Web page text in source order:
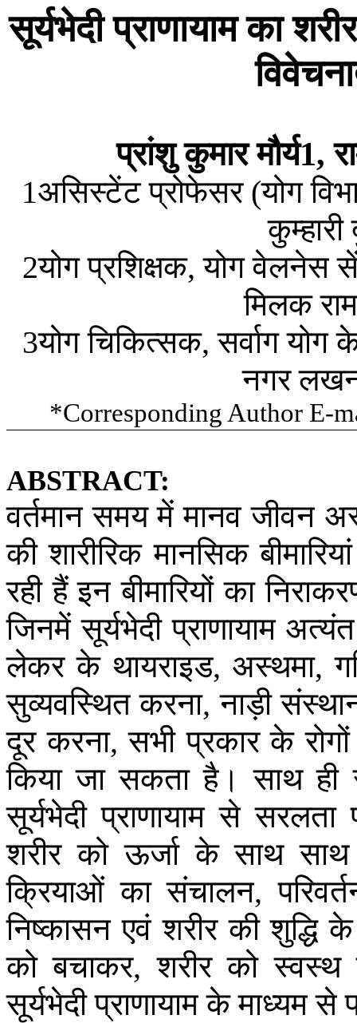
सूर्यभेदी प्राणायाम का शरीर
प्रांशु कुमार मौर्य1,
1असिस्टेंट प्रोफेसर(योग
कुम्हारी
2योग प्रशिक्षक,योग वेलनेस
मिलक
3योग चिकित्सक,सर्वाग योग
नगर
*Corresponding Author E-
ABSTRACT:
वर्तमान समय में मानव जीवन
की शारीरिक मानसिक बीमारियां
रही हैं इन बीमारियों का
जिनमें सूर्यभेदी प्राणायाम अत्यंत
लेकर के थायराइड, अस्थमा,
सुव्यवस्थित करना,नाड़ी
दूर करना,सभी प्रकार के रोगों
किया जा सकता है। साथ ही
सूर्यभेदी प्राणायाम से सरलता
शरीर को ऊर्जा के साथ साथ
क्रियाओं का संचालन,
निष्कासन एवं शरीर की शुद्धि के
को बचाकर,शरीर को स्वस्थ
सूर्यभेदी प्राणायाम के माध्यम से